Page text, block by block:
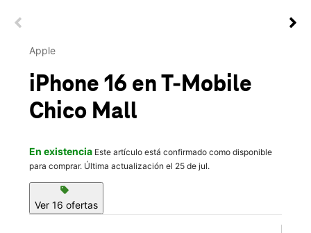
This carousel shows one large product image at a time. Use
Apple
iPhone 16 en T-Mobile
Chico Mall
En existencia Este artículo está confirmado como disponible
para comprar. Última actualización el 25 de jul.
sell
Ver 16 ofertas